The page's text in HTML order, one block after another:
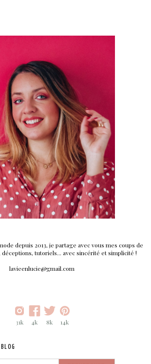
depuis 2013, je partage avec vous mes coups de
tutoriels... avec sincérité et simplicité !
lavieenlucie@gmail.com
31k 4k 8k 14k